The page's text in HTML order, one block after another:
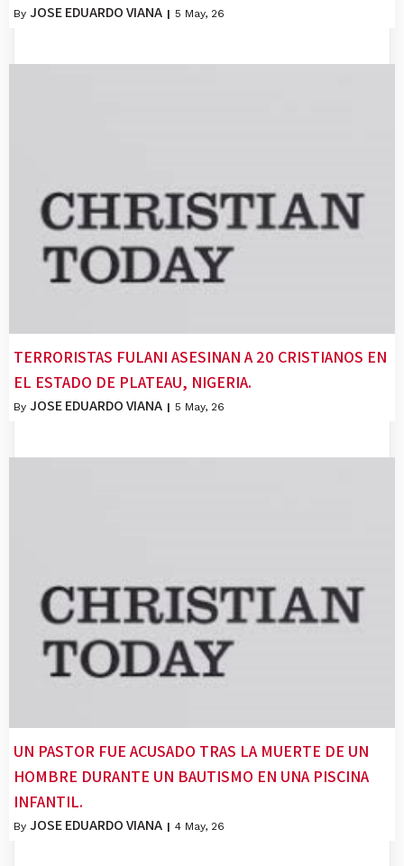
By JOSE EDUARDO VIANA | 5 May, 26
TERRORISTAS FULANI ASESINAN A 20 CRISTIANOS EN
EL ESTADO DE PLATEAU, NIGERIA.
By JOSE EDUARDO VIANA | 5 May, 26
UN PASTOR FUE ACUSADO TRAS LA MUERTE DE UN
HOMBRE DURANTE UN BAUTISMO EN UNA PISCINA
INFANTIL.
By JOSE EDUARDO VIANA | 4 May, 26